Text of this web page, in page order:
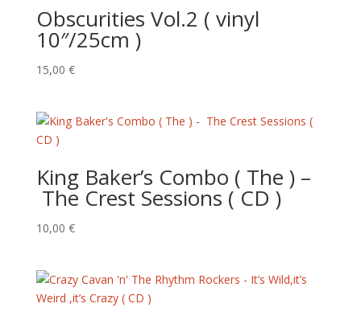
Obscurities Vol.2 ( vinyl
10″/25cm )
15,00 €
King Baker’s Combo ( The ) –
The Crest Sessions ( CD )
10,00 €